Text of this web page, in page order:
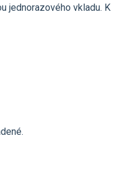
jednorazového vkladu. K